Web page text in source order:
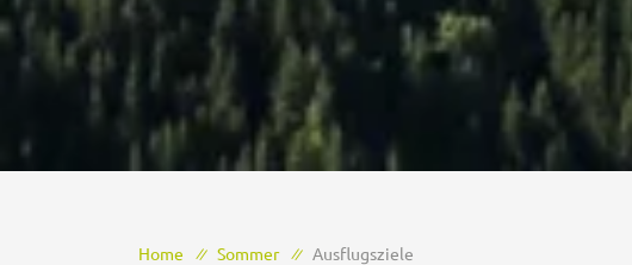
Home Sommer Ausflugsziele